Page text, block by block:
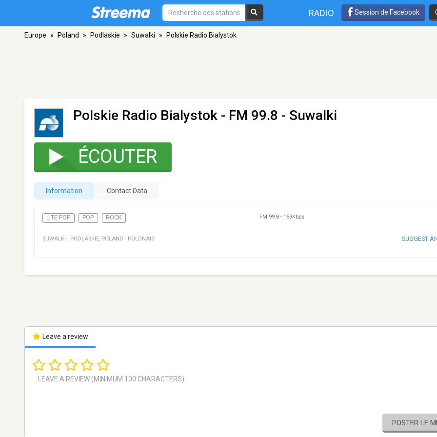
RADIO Session de Facebook
Europe » Poland » Podlaskie » Suwalki » Polskie Radio Bialystok
Polskie Radio Bialystok - FM 99.8 - Suwalki
ÉCOUTER
Information Contact Data
LITE POP POP ROCK FM 99.8 - 159Kbps
SUWALKI · PODLASKIE, POLAND · POLONAIS SUGGEST
Leave a review
POSTER LE